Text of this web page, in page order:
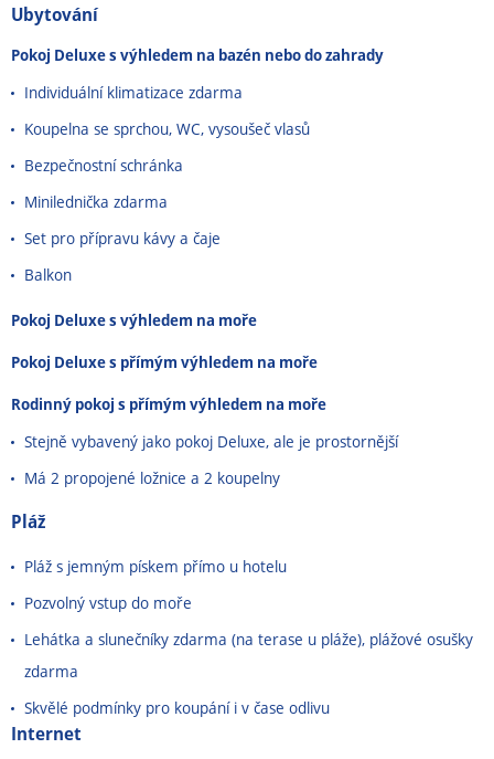
Ubytování
Pokoj Deluxe s výhledem na bazén nebo do zahrady
Individuální klimatizace zdarma
Koupelna se sprchou, WC, vysoušeč vlasů
Bezpečnostní schránka
Minilednička zdarma
Set pro přípravu kávy a čaje
Balkon
Pokoj Deluxe s výhledem na moře
Pokoj Deluxe s přímým výhledem na moře
Rodinný pokoj s přímým výhledem na moře
Stejně vybavený jako pokoj Deluxe, ale je prostornější
Má 2 propojené ložnice a 2 koupelny
Pláž
Pláž s jemným pískem přímo u hotelu
Pozvolný vstup do moře
Lehátka a slunečníky zdarma (na terase u pláže), plážové osušky
zdarma
Skvělé podmínky pro koupání i v čase odlivu
Internet